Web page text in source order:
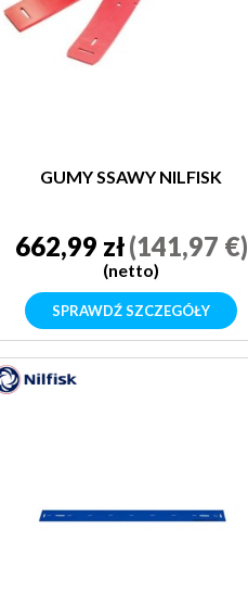
GUMY SSAWY NILFISK
662,99 zł(141,97 €)
(netto)
SPRAWDŹ SZCZEGÓŁY